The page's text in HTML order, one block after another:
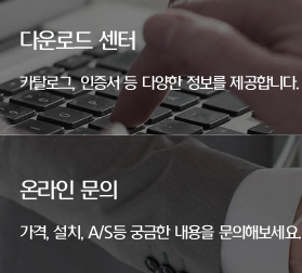
다운로드 센터
카탈로그, 인증서 등 다양한 정보를 제공합니다.
온라인 문의
가격, 설치, A/S등 궁금한 내용을 문의해보세요.